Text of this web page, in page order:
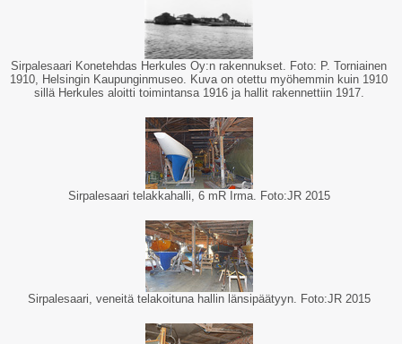
Sirpalesaari Konetehdas Herkules Oy:n rakennukset. Foto: P. Torniainen
1910, Helsingin Kaupunginmuseo. Kuva on otettu myöhemmin kuin 1910
sillä Herkules aloitti toimintansa 1916 ja hallit rakennettiin 1917.
Sirpalesaari telakkahalli, 6 mR Irma. Foto:JR 2015
Sirpalesaari, veneitä telakoituna hallin länsipäätyyn. Foto:JR 2015